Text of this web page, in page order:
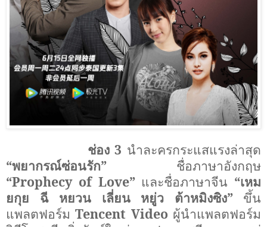
ช่อง 3 นำละครกระแสแรงล่าสุด
“พยากรณ์ซ่อนรัก” ชื่อภาษาอังกฤษ
“Prophecy of Love” และชื่อภาษาจีน “เหม
ยกุย ฉี หยวน เลี่ยน หยู่ว ต้าหมิงซิง” ขึ้น
แพลตฟอร์มTencent Video ผู้นำแพลตฟอร์ม